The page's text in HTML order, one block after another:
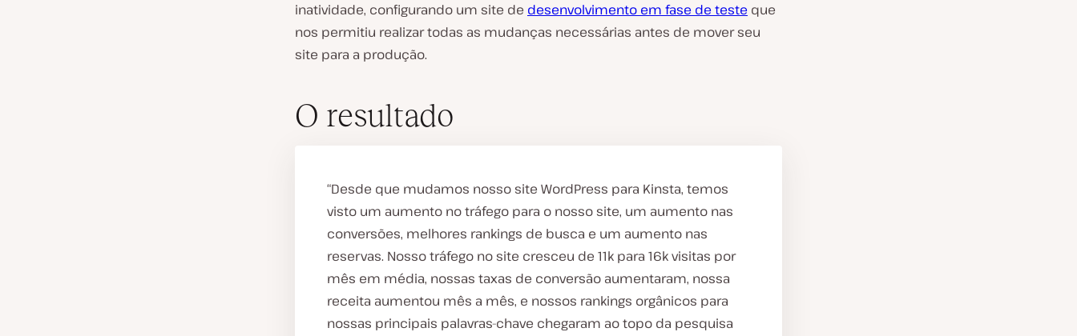
inatividade, configurando um site de desenvolvimento em fase de teste que
nos permitiu realizar todas as mudanças necessárias antes de mover seu
site para a produção.
O resultado
“Desde que mudamos nosso site WordPress para Kinsta, temos
visto um aumento no tráfego para o nosso site, um aumento nas
conversões, melhores rankings de busca e um aumento nas
reservas. Nosso tráfego no site cresceu de 11k para 16k visitas por
mês em média, nossas taxas de conversão aumentaram, nossa
receita aumentou mês a mês, e nossos rankings orgânicos para
nossas principais palavras-chave chegaram ao topo da pesquisa